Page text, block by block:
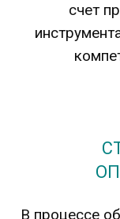
счет
В процессе